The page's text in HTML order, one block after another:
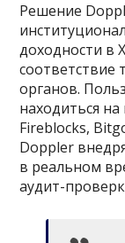
Решение
доходности в
органов.
находиться
Fireblocks,
Doppler
в реальном
аудит-